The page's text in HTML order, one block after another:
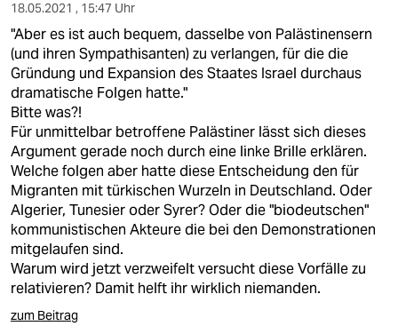
18.05.2021 , 15:47 Uhr
"Aber es ist auch bequem, dasselbe von Palästinensern
(und ihren Sympathisanten) zu verlangen, für die die
Gründung und Expansion des Staates Israel durchaus
dramatische Folgen hatte."
Bitte was?!
Für unmittelbar betroffene Palästiner lässt sich dieses
Argument gerade noch durch eine linke Brille erklären.
Welche folgen aber hatte diese Entscheidung den für
Migranten mit türkischen Wurzeln in Deutschland. Oder
Algerier, Tunesier oder Syrer? Oder die "biodeutschen"
kommunistischen Akteure die bei den Demonstrationen
mitgelaufen sind.
Warum wird jetzt verzweifelt versucht diese Vorfälle zu
relativieren? Damit helft ihr wirklich niemanden.
zum Beitrag